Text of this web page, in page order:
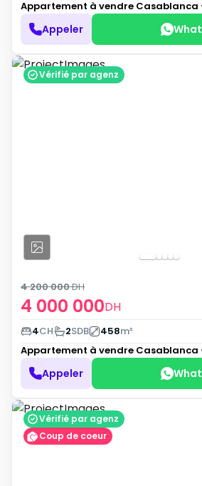
Appartement à vendre Casablanca
Appeler
Vérifié par agenz
4 000 000DH
4 200 000DH
4CH 2SDB 458m²
Appartement à vendre Casablanca
Appeler
Vérifié par agenz
Coup de coeur